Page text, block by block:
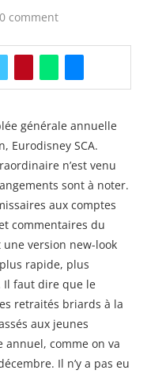
0 comment
générale annuelle
Eurodisney SCA.
n’est venu
sont à noter.
aux comptes
commentaires du
une version new-look
rapide, plus
Il faut dire que le
retraités briards à la
aux jeunes
annuel, comme on va
Il n’y a pas eu